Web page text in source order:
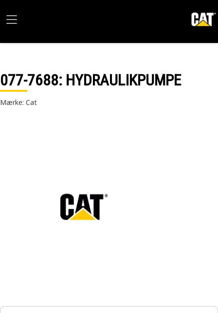
077-7688: HYDRAULIKPUMPE
Mærke: Cat